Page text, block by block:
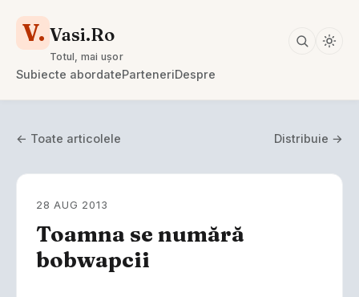
V. Vasi.Ro
Totul, mai ușor
Subiecte abordateParteneriDespre
← Toate articolele Distribuie →
28 AUG 2013
Toamna se numără
bobwapcii